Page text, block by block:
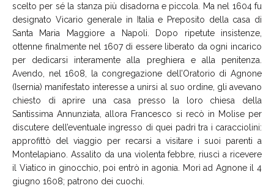
scelto per sé la stanza più disadorna e piccola. Ma nel 1604 fu
designato Vicario generale in Italia e Preposito della casa di
Santa Maria Maggiore a Napoli. Dopo ripetute insistenze,
ottenne finalmente nel 1607 di essere liberato da ogni incarico
per dedicarsi interamente alla preghiera e alla penitenza.
Avendo, nel 1608, la congregazione dell’Oratorio di Agnone
(Isernia) manifestato interesse a unirsi al suo ordine, gli avevano
chiesto di aprire una casa presso la loro chiesa della
Santissima Annunziata, allora Francesco si recò in Molise per
discutere dell’eventuale ingresso di quei padri tra i caracciolini:
approfittò del viaggio per recarsi a visitare i suoi parenti a
Montelapiano. Assalito da una violenta febbre, riuscì a ricevere
il Viatico in ginocchio, poi entrò in agonia. Morì ad Agnone il 4
giugno 1608; patrono dei cuochi